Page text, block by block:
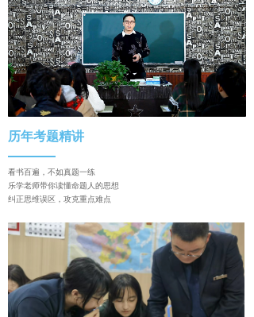
历年考题精讲
看书百遍，不如真题一练
乐学老师带你读懂命题人的思想
纠正思维误区，攻克重点难点